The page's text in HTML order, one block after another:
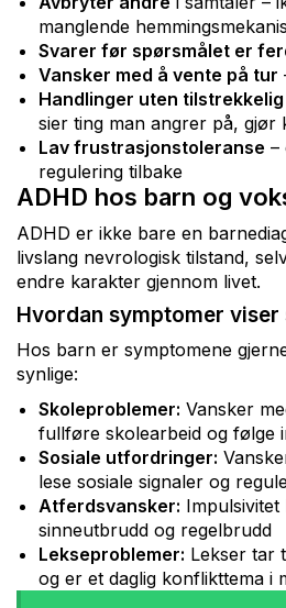
manglende
Svarer før spørsmålet er
Vansker med å vente på tur
Handlinger uten
sier ting man angrer på, gjør
Lav frustrasjonstoleranse –
regulering tilbake
ADHD hos barn og
ADHD er ikke bare en
livslang nevrologisk tilstand,
endre karakter gjennom livet.
Hvordan symptomer viser
Hos barn er symptomene
synlige:
Skoleproblemer: Vansker
fullføre skolearbeid og følge
Sosiale utfordringer:
lese sosiale signaler og
Atferdsvansker:
sinneutbrudd og regelbrudd
Lekseproblemer: Lekser tar
og er et daglig konflikttema i